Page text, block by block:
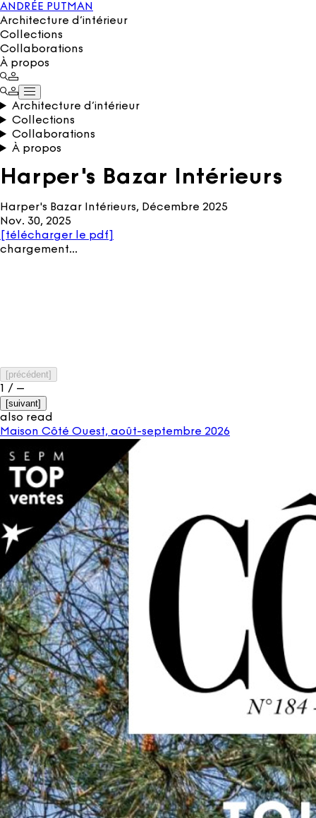
ANDRÉE PUTMAN
Architecture d’intérieur
Collections
Collaborations
À propos
Architecture d’intérieur
Collections
Collaborations
À propos
Harper's Bazar Intérieurs
Harper's Bazar Intérieurs, Décembre 2025
Nov. 30, 2025
télécharger le pdf
chargement…
[précédent]
1 / –
[suivant]
also read
Maison Côté Ouest, août-septembre 2026